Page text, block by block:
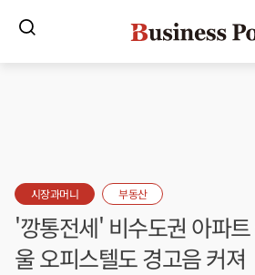
시장과머니 부동산
'깡통전세' 비수도권 아파
울 오피스텔도 경고음 커져